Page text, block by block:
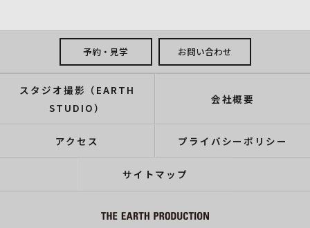
予約・見学 お問い合わせ
スタジオ撮影（EARTH
STUDIO）
会社概要
アクセス プライバシーポリシー
サイトマップ